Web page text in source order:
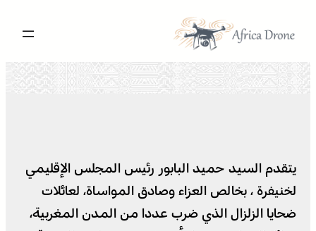
المحتوى
يتقدم السيد حميد البابور رئيس المجلس الإقليمي
لخنيفرة ، بخالص العزاء وصادق المواساة، لعائلات
ضحايا الزلزال الذي ضرب عددا من المدن المغربية،